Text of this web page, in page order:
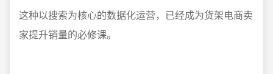
这种以搜索为核心的数据化运营，已经成为货架电商卖
家提升销量的必修课。